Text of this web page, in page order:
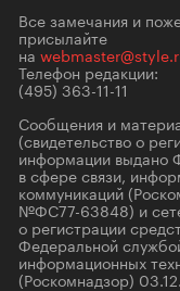
Все замечания и
присылайте
на
Телефон редакции:
(495) 363-11-11
Сообщения и
(свидетельство о
информации выдано
в сфере связи,
коммуникаций
№ФС77-63848) и
о регистрации
Федеральной
информационных
(Роскомнадзор)